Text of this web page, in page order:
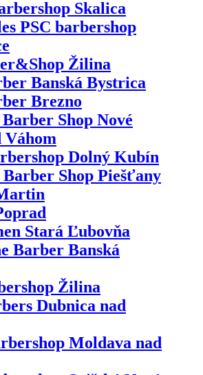
Skalica
PSC barbershop
Žilina
Banská Bystrica
Brezno
Shop Nové
Váhom
Dolný Kubín
Barber Shop Piešťany
Stará Ľubovňa
Barber Banská
Žilina
Dubnica nad
Moldava nad